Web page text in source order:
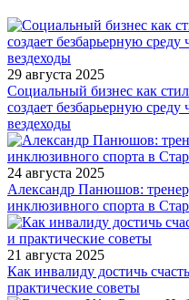
29 августа 2025
Социальный бизнес как
создает безбарьерную
вездеходы
24 августа 2025
Александр Панюшов:
инклюзивного спорта в
21 августа 2025
Как инвалиду достичь
практические советы